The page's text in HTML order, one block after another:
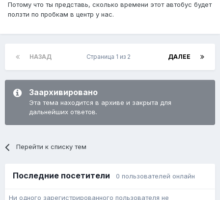
Потому что ты представь, сколько времени этот автобус будет
ползти по пробкам в центр у нас.
НАЗАД ДАЛЕЕ
Страница 1 из 2
Заархивировано
Эта тема находится в архиве и закрыта для
дальнейших ответов.
Перейти к списку тем
Последние посетители 0 пользователей онлайн
Ни одного зарегистрированного пользователя не